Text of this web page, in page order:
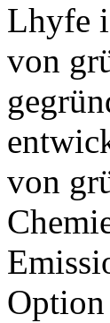
Lhyfe
von
von